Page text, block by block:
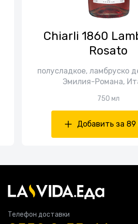
Chiarli 1860
Rosato
полусладкое, ламбруско
Эмилия-Романа,
750 мл
Добавить за 89
Телефон доставки